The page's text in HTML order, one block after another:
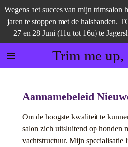
Ga
direct
naar
de
hoofdinhoud Trim me up,
Wegens het succes van mijn trimsalon
jaren te stoppen met de halsbanden.
27 en 28 Juni (11u tot 16u) te
Aannamebeleid
Om de hoogste kwaliteit te
salon zich uitsluitend op honden
vachtstructuur. Mijn specialisatie